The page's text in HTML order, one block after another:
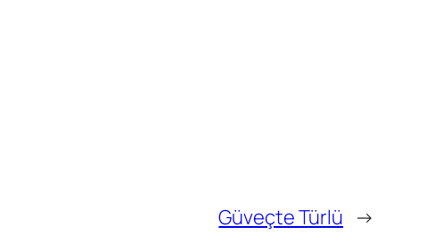
Güveçte Türlü →